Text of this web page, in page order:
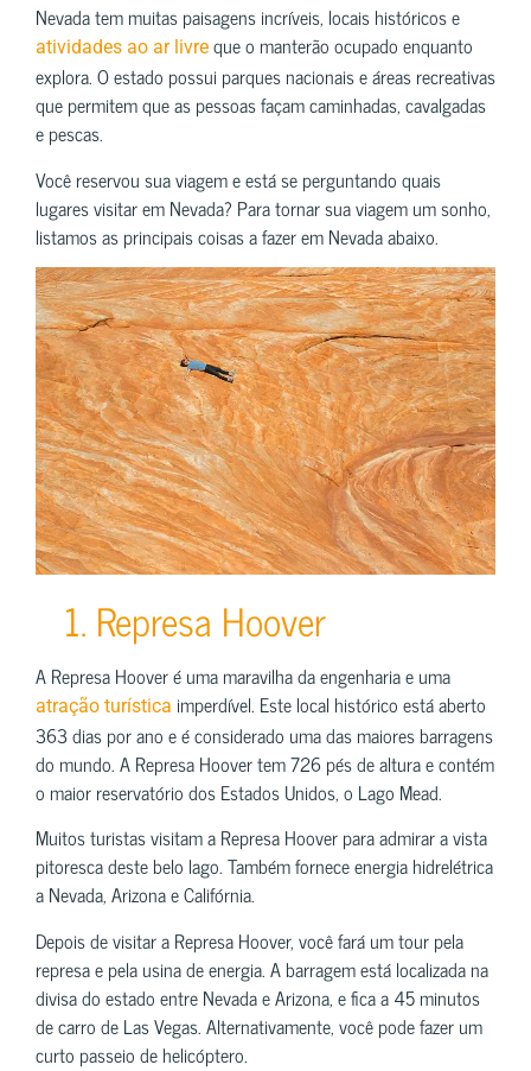
Nevada tem muitas paisagens incríveis, locais históricos e
atividades ao ar livre que o manterão ocupado enquanto
explora. O estado possui parques nacionais e áreas recreativas
que permitem que as pessoas façam caminhadas, cavalgadas
e pescas.
Você reservou sua viagem e está se perguntando quais
lugares visitar em Nevada? Para tornar sua viagem um sonho,
listamos as principais coisas a fazer em Nevada abaixo.
1. Represa Hoover
A Represa Hoover é uma maravilha da engenharia e uma
atração turística imperdível. Este local histórico está aberto
363 dias por ano e é considerado uma das maiores barragens
do mundo. A Represa Hoover tem 726 pés de altura e contém
o maior reservatório dos Estados Unidos, o Lago Mead.
Muitos turistas visitam a Represa Hoover para admirar a vista
pitoresca deste belo lago. Também fornece energia hidrelétrica
a Nevada, Arizona e Califórnia.
Depois de visitar a Represa Hoover, você fará um tour pela
represa e pela usina de energia. A barragem está localizada na
divisa do estado entre Nevada e Arizona, e fica a 45 minutos
de carro de Las Vegas. Alternativamente, você pode fazer um
curto passeio de helicóptero.